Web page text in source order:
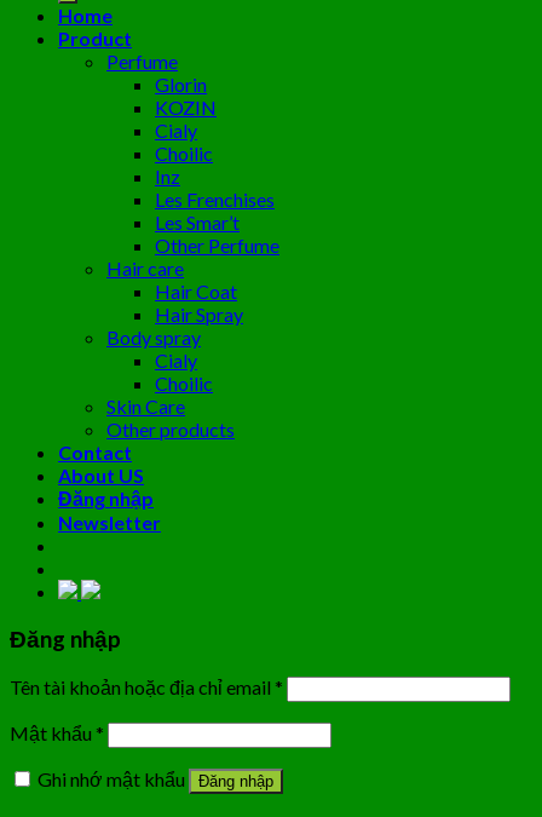
Home
Product
Perfume
Glorin
KOZIN
Cialy
Choilic
Inz
Les Frenchises
Les Smar’t
Other Perfume
Hair care
Hair Coat
Hair Spray
Body spray
Cialy
Choilic
Skin Care
Other products
Contact
About US
Đăng nhập
Newsletter
Đăng nhập
Tên tài khoản hoặc địa chỉ email *
Mật khẩu *
Ghi nhớ mật khẩu
Đăng nhập